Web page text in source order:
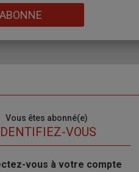
Vous êtes abonné(e)
VOUS
vous à votre compte